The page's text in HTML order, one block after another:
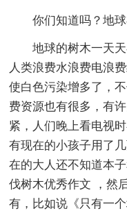
你们知道吗？地
地球的树木一天
人类浪费水浪费电浪
使白色污染增多了，
费资源也有很多，有
紧，人们晚上看电视
有现在的小孩子用了
在的大人还不知道本
伐树木优秀作文 ，然
有，比如说《只有一